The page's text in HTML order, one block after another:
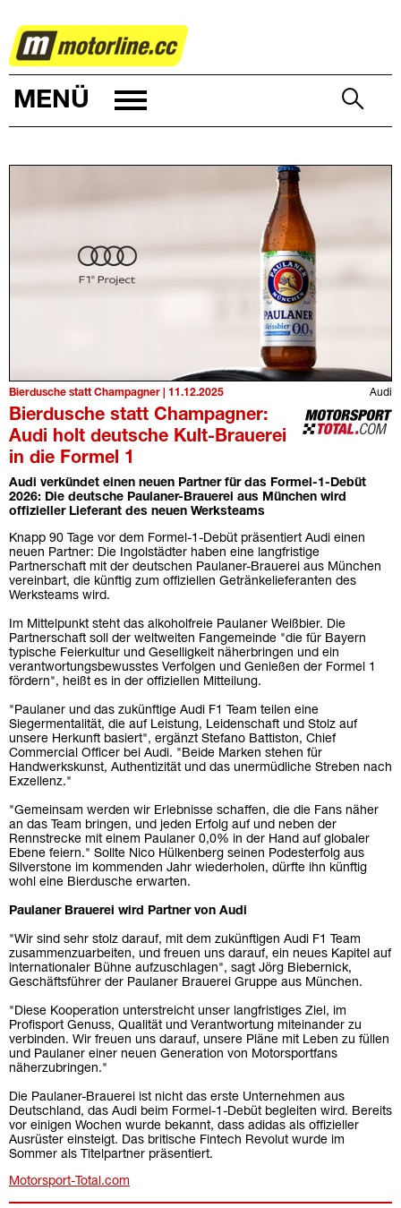
MOTORSPORT
MENÜ
Audi
Bierdusche statt Champagner | 11.12.2025
Bierdusche statt Champagner:
Audi holt deutsche Kult-Brauerei
in die Formel 1
Audi verkündet einen neuen Partner für das Formel-1-Debüt
2026: Die deutsche Paulaner-Brauerei aus München wird
offizieller Lieferant des neuen Werksteams
Knapp 90 Tage vor dem Formel-1-Debüt präsentiert Audi einen
neuen Partner: Die Ingolstädter haben eine langfristige
Partnerschaft mit der deutschen Paulaner-Brauerei aus München
vereinbart, die künftig zum offiziellen Getränkelieferanten des
Werksteams wird.
Im Mittelpunkt steht das alkoholfreie Paulaner Weißbier. Die
Partnerschaft soll der weltweiten Fangemeinde "die für Bayern
typische Feierkultur und Geselligkeit näherbringen und ein
verantwortungsbewusstes Verfolgen und Genießen der Formel 1
fördern", heißt es in der offiziellen Mitteilung.
"Paulaner und das zukünftige Audi F1 Team teilen eine
Siegermentalität, die auf Leistung, Leidenschaft und Stolz auf
unsere Herkunft basiert", ergänzt Stefano Battiston, Chief
Commercial Officer bei Audi. "Beide Marken stehen für
Handwerkskunst, Authentizität und das unermüdliche Streben nach
Exzellenz."
"Gemeinsam werden wir Erlebnisse schaffen, die die Fans näher
an das Team bringen, und jeden Erfolg auf und neben der
Rennstrecke mit einem Paulaner 0,0% in der Hand auf globaler
Ebene feiern." Sollte Nico Hülkenberg seinen Podesterfolg aus
Silverstone im kommenden Jahr wiederholen, dürfte ihn künftig
wohl eine Bierdusche erwarten.
Paulaner Brauerei wird Partner von Audi
"Wir sind sehr stolz darauf, mit dem zukünftigen Audi F1 Team
zusammenzuarbeiten, und freuen uns darauf, ein neues Kapitel auf
internationaler Bühne aufzuschlagen", sagt Jörg Biebernick,
Geschäftsführer der Paulaner Brauerei Gruppe aus München.
"Diese Kooperation unterstreicht unser langfristiges Ziel, im
Profisport Genuss, Qualität und Verantwortung miteinander zu
verbinden. Wir freuen uns darauf, unsere Pläne mit Leben zu füllen
und Paulaner einer neuen Generation von Motorsportfans
näherzubringen."
Die Paulaner-Brauerei ist nicht das erste Unternehmen aus
Deutschland, das Audi beim Formel-1-Debüt begleiten wird. Bereits
vor einigen Wochen wurde bekannt, dass adidas als offizieller
Ausrüster einsteigt. Das britische Fintech Revolut wurde im
Sommer als Titelpartner präsentiert.
Motorsport-Total.com